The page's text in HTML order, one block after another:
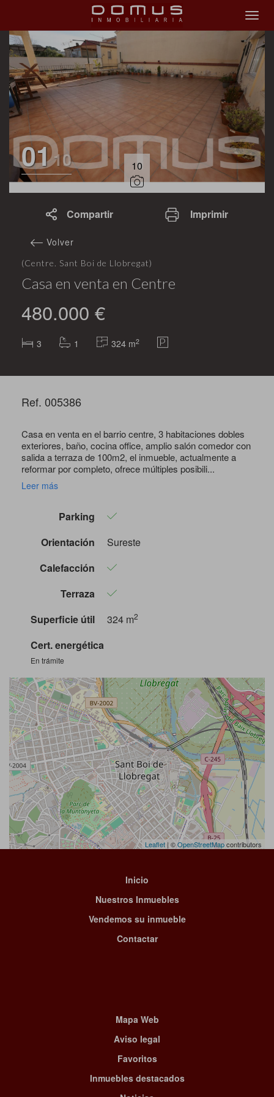
0110 10
Compartir Imprimir
Volver
(Centre. Sant Boi de Llobregat)
Casa en venta en Centre
480.000 €
3 1 324 m2
Ref. 005386
Casa en venta en el barrio centre, 3 habitaciones dobles
exteriores, baño, cocina office, amplio salón comedor con
salida a terraza de 100m2, el inmueble, actualmente a
reformar por completo, ofrece múltiples posibili...
Leer más
Parking
Orientación
Sureste
Calefacción
Terraza
Superficie útil
324 m2
Cert. energética
En trámite
Leaflet | ©OpenStreetMapcontributors
Inicio
Nuestros Inmuebles
Vendemos su inmueble
Contactar
Mapa Web
Aviso legal
Favoritos
Inmuebles destacados